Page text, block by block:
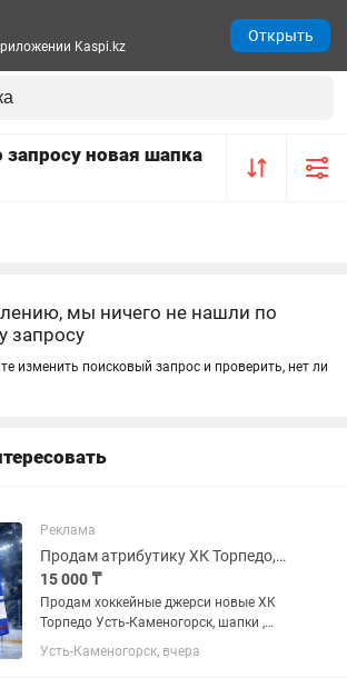
новая шапка
мы ничего не нашли по
запросу
изменить поисковый запрос и проверить, нет ли
Реклама
Продам атрибутику ХК Торпедо,Шапки Торпедо , брелоки, шарфы
15 000 ₸
Продам хоккейные джерси новые ХК
Торпедо Усть-Каменогорск, шапки ,
брелоки, шарфы Торпедо а так же
сборной Казахстана
Усть-Каменогорск, вчера
Kaspi.kz
Открыть